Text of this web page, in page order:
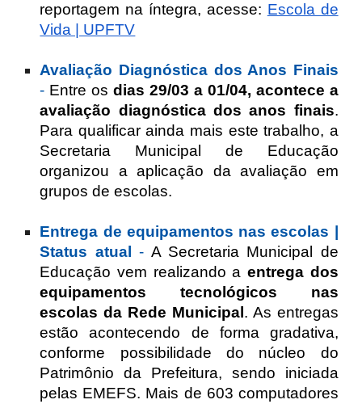
reportagem na íntegra, acesse: Escola de
Vida | UPFTV
Avaliação Diagnóstica dos Anos Finais
- Entre osdias 29/03 a 01/04, acontece a
avaliação diagnóstica dos anos finais.
Para qualificar ainda mais este trabalho, a
Secretaria Municipal de Educação
organizou a aplicação da avaliação em
grupos de escolas.
Entrega de equipamentos nas escolas |
Status atual
- A Secretaria Municipal de
Educação vem realizando a entrega dos
equipamentos tecnológicos nas
escolas da Rede Municipal . As entregas
estão acontecendo de forma gradativa,
conforme possibilidade do núcleo do
Patrimônio da Prefeitura, sendo iniciada
pelas EMEFS. Mais de 603 computadores